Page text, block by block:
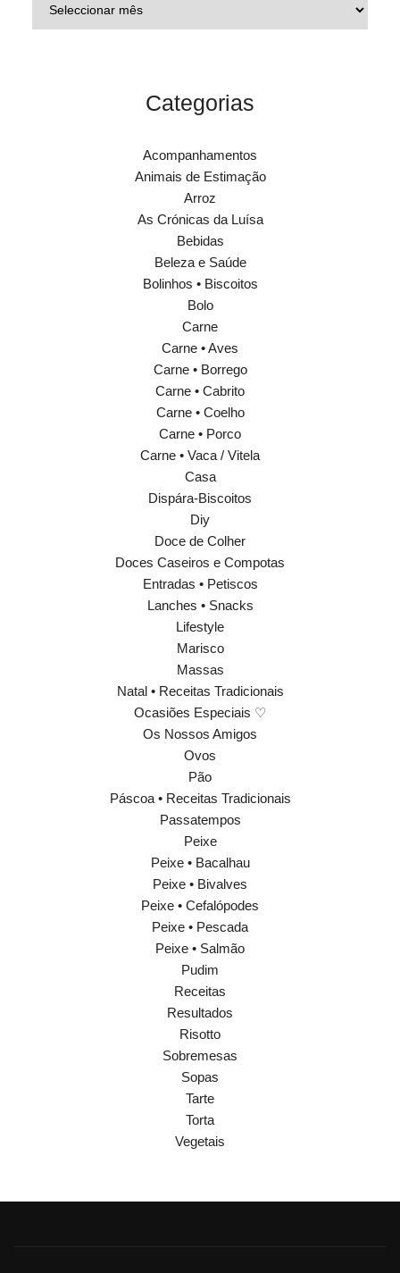
Categorias
Acompanhamentos
Animais de Estimação
Arroz
As Crónicas da Luísa
Bebidas
Beleza e Saúde
Bolinhos • Biscoitos
Bolo
Carne
Carne • Aves
Carne • Borrego
Carne • Cabrito
Carne • Coelho
Carne • Porco
Carne • Vaca / Vitela
Casa
Dispára-Biscoitos
Diy
Doce de Colher
Doces Caseiros e Compotas
Entradas • Petiscos
Lanches • Snacks
Lifestyle
Marisco
Massas
Natal • Receitas Tradicionais
Ocasiões Especiais ♡
Os Nossos Amigos
Ovos
Pão
Páscoa • Receitas Tradicionais
Passatempos
Peixe
Peixe • Bacalhau
Peixe • Bivalves
Peixe • Cefalópodes
Peixe • Pescada
Peixe • Salmão
Pudim
Receitas
Resultados
Risotto
Sobremesas
Sopas
Tarte
Torta
Vegetais